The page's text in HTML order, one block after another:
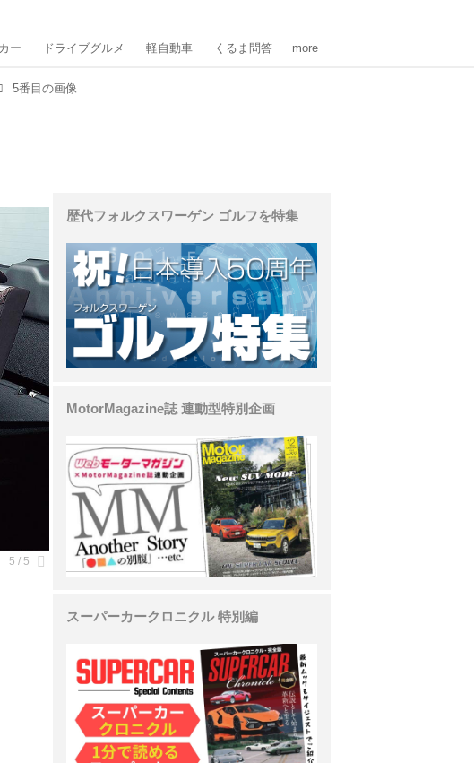
ー ドライブグルメ 軽自動車 くるま問答 more
5番目の画像
歴代フォルクスワーゲン ゴルフを特集
MotorMagazine誌 連動型特別企画
スーパーカークロニクル 特別編